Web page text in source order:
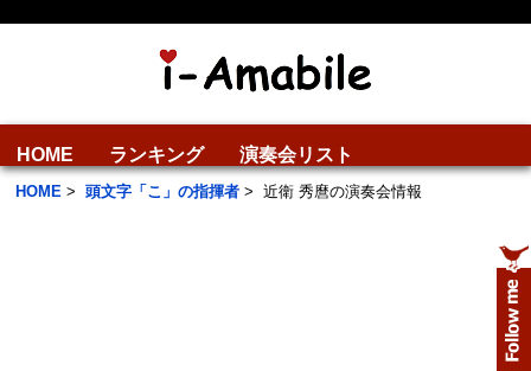
HOME ランキング 演奏会リスト
HOME > 頭文字「こ」の指揮者 > 近衛 秀麿の演奏会情報